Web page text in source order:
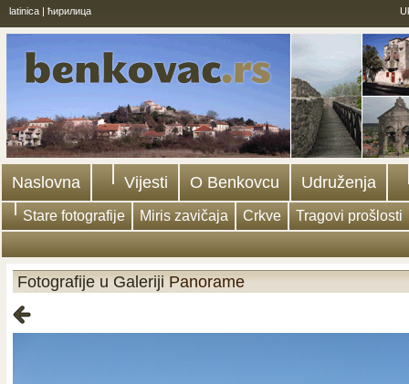
latinica | ћирилица
Naslovna Vijesti O Benkovcu Udruženja
Stare fotografije Miris zavičaja Crkve Tragovi prošlosti
Fotografije u Galeriji Panorame